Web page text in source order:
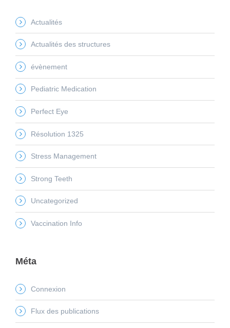
Actualités
Actualités des structures
évènement
Pediatric Medication
Perfect Eye
Résolution 1325
Stress Management
Strong Teeth
Uncategorized
Vaccination Info
Méta
Connexion
Flux des publications